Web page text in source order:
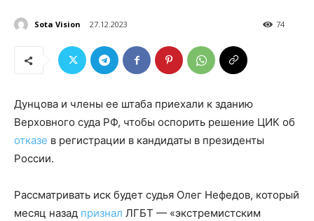
Sota Vision 27.12.2023 74
Дунцова и члены ее штаба приехали к зданию
Верховного суда РФ, чтобы оспорить решение ЦИК об
отказе в регистрации в кандидаты в президенты
России.
Рассматривать иск будет судья Олег Нефедов, который
месяц назад признал ЛГБТ — «экстремистским